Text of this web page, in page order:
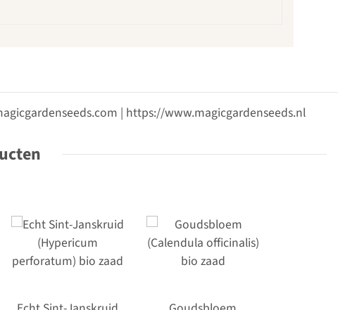
| https://www.magicgardenseeds.nl